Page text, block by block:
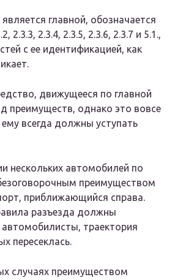
главной, обозначается
2.3.3, 2.3.4, 2.3.5, 2.3.6, 2.3.7 и 5.1.,
с ее идентификацией, как
движущееся по главной
преимуществ, однако это вовсе
ему всегда должны уступать
нескольких автомобилей по
преимуществом
приближающийся справа.
разъезда должны
траектория
пересеклась.
случаях преимуществом